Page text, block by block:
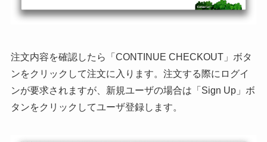
注文内容を確認したら「CONTINUE CHECKOUT」ボタ
ンをクリックして注文に入ります。注文する際にログイ
ンが要求されますが、新規ユーザの場合は「Sign Up」ボ
タンをクリックしてユーザ登録します。